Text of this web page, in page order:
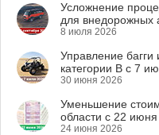
Усложнение
для внедорожных
8 июля 2026
Управление
категории B с 7
30 июня 2026
Уменьшение
области с 22
24 июня 2026